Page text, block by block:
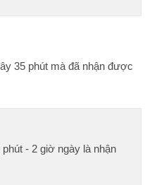
35 phút mà đã nhận được
- 2 giờ ngày là nhận